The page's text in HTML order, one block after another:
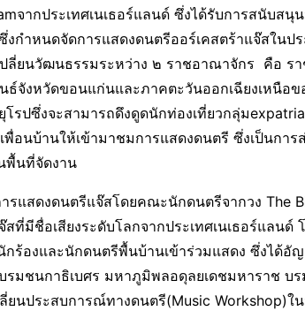
จากประเทศเนเธอร์แลนด์ ซึ่งได้รับการสนับส
งกำหนดจัดการแสดงดนตรีออร์เคสตร้าแจ๊สใน
ลี่ยนวัฒนธรรมระหว่าง ๒ ราชอาณาจักร คือ ร
ธ์จังหวัดขอนแก่นและภาคตะวันออกเฉียงเหนือข
โรปซึ่งจะสามารถดึงดูดนักท่องเที่ยวกลุ่ม
พื่อนบ้านให้เข้ามาชมการแสดงดนตรี ซึ่งเป็นกา
พื้นที่จัดงาน
ดงดนตรีแจ๊สโดยคณะนักดนตรีจากวง The
สที่มีชื่อเสียงระดับโลกจากประเทศเนเธอร์แลน
ร้องและนักดนตรีพื้นบ้านเข้าร่วมแสดง ซึ่งได้อั
รมชนกาธิเบศร มหาภูมิพลอดุลยเดชมหาราช บ
ยนประสบการณ์ทางดนตรี(Music Workshop)